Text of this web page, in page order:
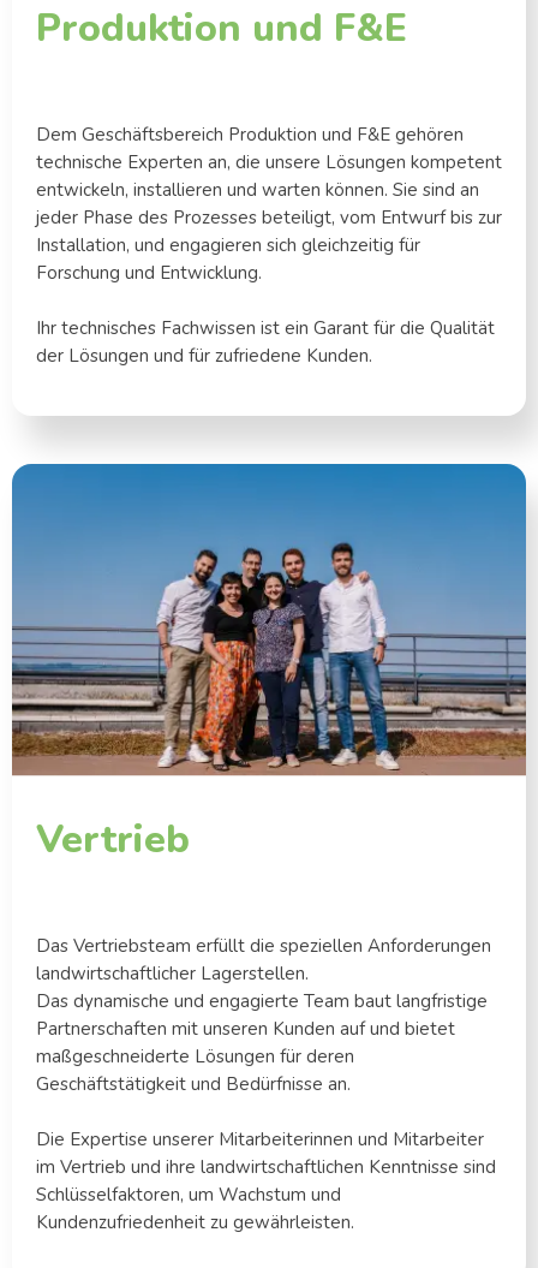
Produktion und F&E
Dem Geschäftsbereich Produktion und F&E gehören
technische Experten an, die unsere Lösungen kompetent
entwickeln, installieren und warten können. Sie sind an
jeder Phase des Prozesses beteiligt, vom Entwurf bis zur
Installation, und engagieren sich gleichzeitig für
Forschung und Entwicklung.
Ihr technisches Fachwissen ist ein Garant für die Qualität
der Lösungen und für zufriedene Kunden.
Vertrieb
Das Vertriebsteam erfüllt die speziellen Anforderungen
landwirtschaftlicher Lagerstellen.
Das dynamische und engagierte Team baut langfristige
Partnerschaften mit unseren Kunden auf und bietet
maßgeschneiderte Lösungen für deren
Geschäftstätigkeit und Bedürfnisse an.
Die Expertise unserer Mitarbeiterinnen und Mitarbeiter
im Vertrieb und ihre landwirtschaftlichen Kenntnisse sind
Schlüsselfaktoren, um Wachstum und
Kundenzufriedenheit zu gewährleisten.